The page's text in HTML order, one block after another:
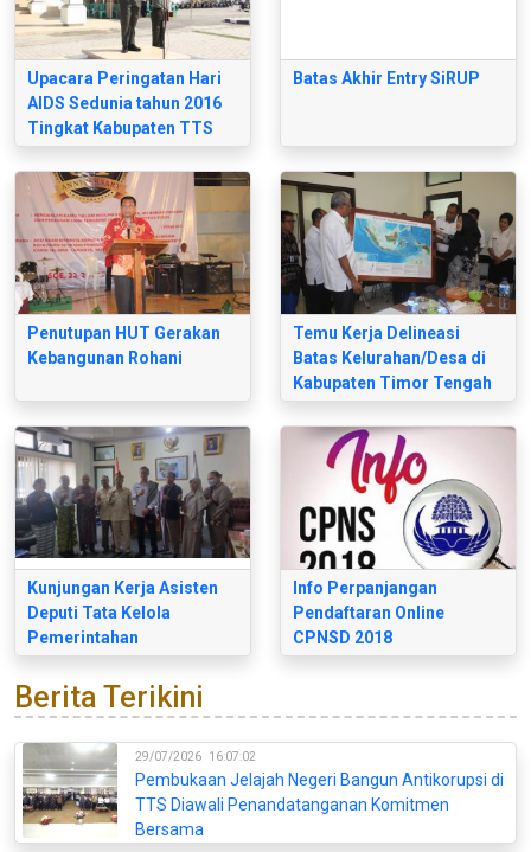
Upacara Peringatan Hari
AIDS Sedunia tahun 2016
Tingkat Kabupaten TTS
Batas Akhir Entry SiRUP
Penutupan HUT Gerakan
Kebangunan Rohani
Temu Kerja Delineasi
Batas Kelurahan/Desa di
Kabupaten Timor Tengah
Selatan
Kunjungan Kerja Asisten
Deputi Tata Kelola
Pemerintahan
Kemenpolhukam RI ke
Kab. TTS
Info Perpanjangan
Pendaftaran Online
CPNSD 2018
Berita Terikini
29/07/2026 16:07:02
Pembukaan Jelajah Negeri Bangun Antikorupsi di
TTS Diawali Penandatanganan Komitmen
Bersama